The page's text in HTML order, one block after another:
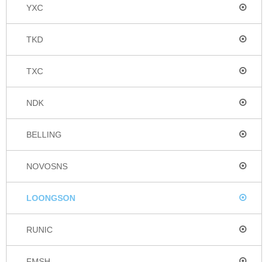
YXC
TKD
TXC
NDK
BELLING
NOVOSNS
LOONGSON
RUNIC